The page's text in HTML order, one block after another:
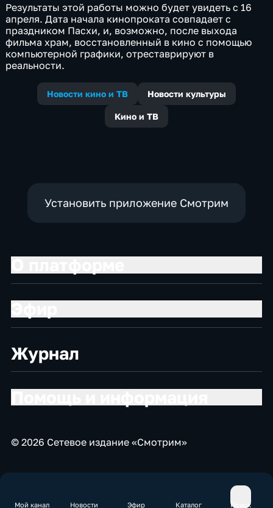
Мой канал Новости Эфир Каталог Поиск
Результаты этой работы можно будет увидеть с 16
апреля. Дата начала кинопроката совпадает с
праздником Пасхи, и, возможно, после выхода
фильма храм, восстановленный в кино с помощью
компьютерной графики, отреставрируют в
реальности.
Новости кино и ТВ Новости культуры
Кино и ТВ
Установить приложение Смотрим
Журнал
© 2026 Сетевое издание «Смотрим»